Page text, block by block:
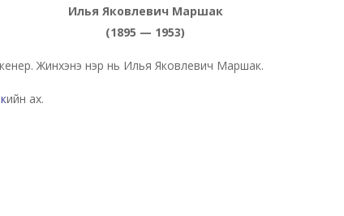
Илья Яковлевич Маршак
(1895 — 1953)
Жинхэнэ нэр нь Илья Яковлевич Маршак.
ийн ах.